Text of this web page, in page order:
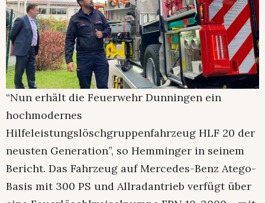
“Nun erhält die Feuerwehr Dunningen ein
hochmodernes
Hilfeleistungslöschgruppenfahrzeug HLF 20 der
neusten Generation”, so Hemminger in seinem
Bericht. Das Fahrzeug auf Mercedes-Benz Atego-
Basis mit 300 PS und Allradantrieb verfügt über